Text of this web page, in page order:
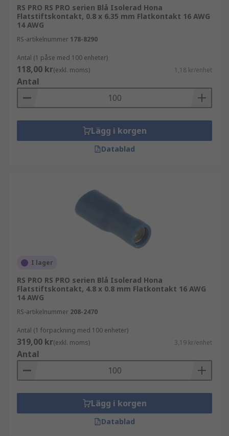
RS PRO RS PRO serien Blå Isolerad Hona
Flatstiftskontakt, 0.8 x 6.35 mm Flatkontakt 16 AWG
14 AWG
RS-artikelnummer 178-8290
Antal (1 påse med 100 enheter)
118,00 kr(exkl. moms) 1,18 kr/enhet
Antal
Lägg i korgen
Datablad
I lager
RS PRO RS PRO serien Blå Isolerad Hona
Flatstiftskontakt, 4.8 x 0.8 mm Flatkontakt 16 AWG
14 AWG
RS-artikelnummer 208-2470
Antal (1 förpackning med 100 enheter)
319,00 kr(exkl. moms) 3,19 kr/enhet
Antal
Lägg i korgen
Datablad